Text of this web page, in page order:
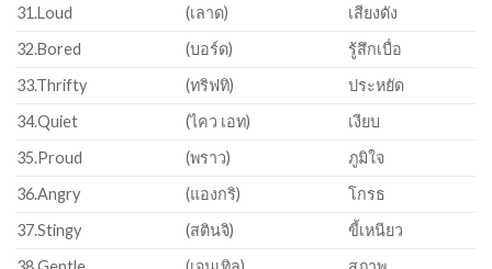
31.Loud
(เลาด)
เสียงดัง
32.Bored
(บอร์ด)
รู้สึกเบื่อ
33.Thrifty
(ทริฟทิ)
ประหยัด
34.Quiet
(ไคว เอท)
เงียบ
35.Proud
(พราว)
ภูมิใจ
36.Angry
(แองกริ)
โกรธ
37.Stingy
(สตินจิ)
ขี้เหนียว